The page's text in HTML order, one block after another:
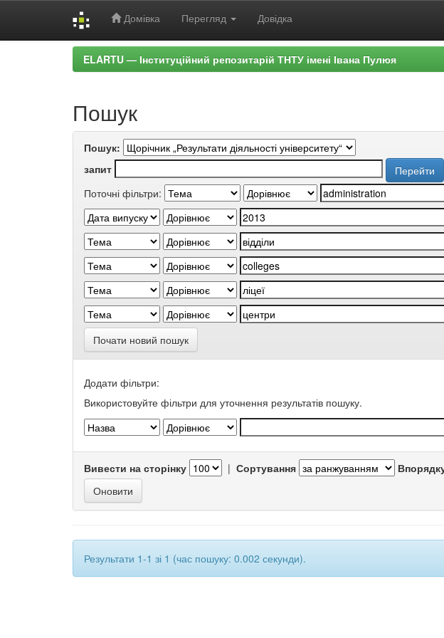
Домівка Перегляд Довідка
ELARTU — Інституційний репозитарій ТНТУ імені Івана Пулюя
Пошук
Пошук:
запит
Поточні фільтри:
Почати новий пошук
Додати фільтри:
Використовуйте фільтри для уточнення результатів пошуку.
Вивести на сторінку | Сортування
Результати 1-1 зі 1 (час пошуку: 0.002 секунди).